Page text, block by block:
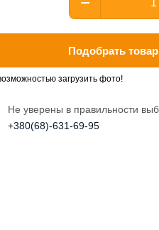
Подобрать товар
загрузить фото!
Не уверены в правильности
+380(68)-631-69-95